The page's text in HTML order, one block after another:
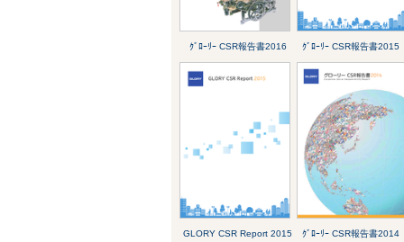
ｸﾞﾛｰﾘｰ CSR報告書2016 ｸﾞﾛｰﾘｰ CSR報告書2015
GLORY CSR Report 2015 ｸﾞﾛｰﾘｰ CSR報告書2014